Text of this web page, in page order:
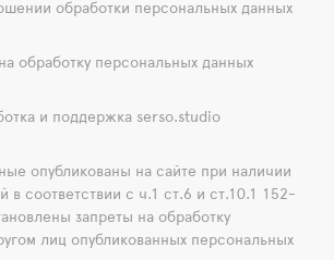
обработки персональных данных
обработку персональных данных
и поддержкаserso.studio
опубликованы на сайте при наличии
в соответствии с ч.1 ст.6 и ст.10.1 152-
запреты на обработку
лиц опубликованных персональных